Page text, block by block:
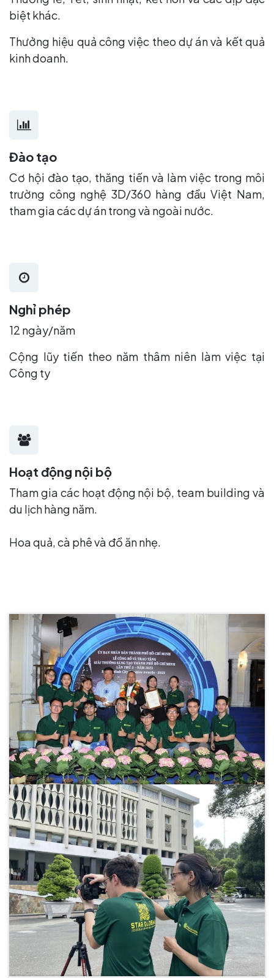
biệt khác.
Thưởng hiệu quả công việc theo dự án và kết quả
kinh doanh.
Đào tạo
Cơ hội đào tạo, thăng tiến và làm việc trong môi
trường công nghệ 3D/360 hàng đầu Việt Nam,
tham gia các dự án trong và ngoài nước.
Nghỉ phép
12 ngày/năm
Cộng lũy tiến theo năm thâm niên làm việc tại
Công ty
Hoạt động nội bộ
Tham gia các hoạt động nội bộ, team building và
du lịch hàng năm.
Hoa quả, cà phê và đồ ăn nhẹ.